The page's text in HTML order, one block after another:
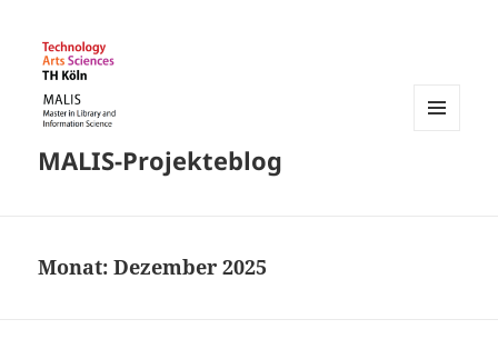
MALIS-Projekteblog
Monat:Dezember 2025